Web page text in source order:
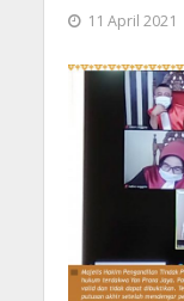
11 April 2021